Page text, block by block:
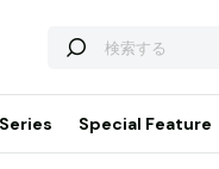
Series Special Feature